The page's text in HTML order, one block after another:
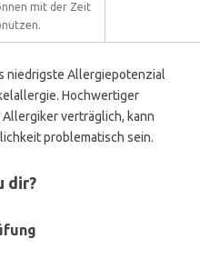
mit der Zeit
niedrigste Allergiepotenzial
Hochwertiger
verträglich, kann
problematisch sein.
dir?